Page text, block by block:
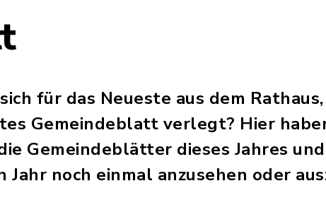
für das Neueste aus dem
Gemeindeblatt verlegt? Hier
Gemeindeblätter dieses Jahres
Jahr noch einmal anzusehen oder